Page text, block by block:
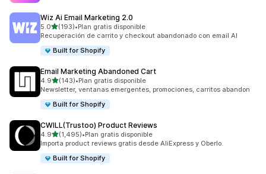
Wiz Ai Email Marketing 2.0
5.0de 5 estrellas
(193)
193 reseñas en total
•Plan gratis disponible
Recuperación de carrito y checkout abandonado con email AI
Built for Shopify
Email Marketing Abandoned Cart
4.9de 5 estrellas
(143)
143 reseñas en total
•Plan gratis disponible
Newsletter, ventanas emergentes, promociones, carritos abandon
Built for Shopify
CWILL(Trustoo) Product Reviews
4.9de 5 estrellas
(1,495)
1495 reseñas en total
•Plan gratis disponible
Importa product reviews gratis desde AliExpress y Oberlo.
Built for Shopify